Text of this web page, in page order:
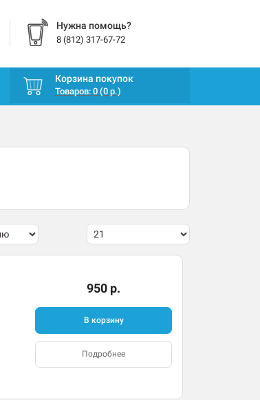
Нужна помощь?
8 (812) 317-67-72
Корзина покупок
Товаров: 0 (0 р.)
950 р.
В корзину
Подробнее